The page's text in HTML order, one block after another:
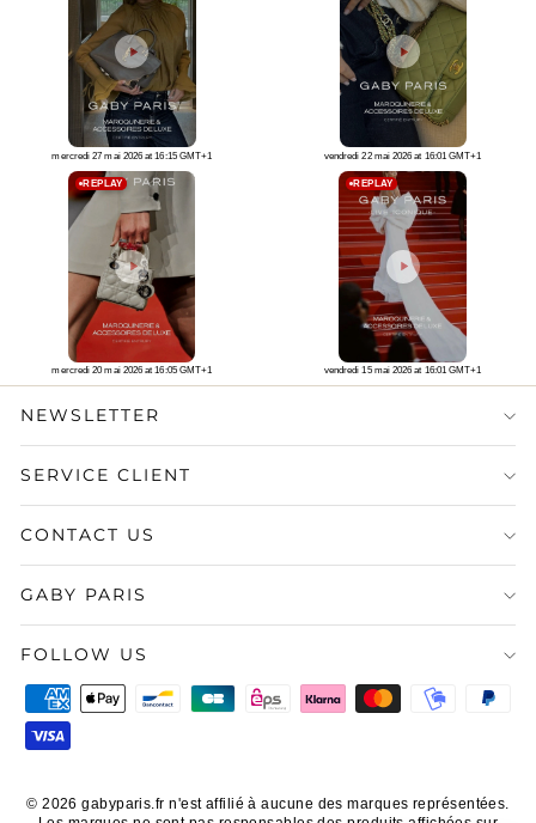
mercredi 27 mai 2026 at 16:15 GMT+1 vendredi 22 mai 2026 at 16:01 GMT+1
REPLAY
mercredi 20 mai 2026 at 16:05 GMT+1
REPLAY
vendredi 15 mai 2026 at 16:01 GMT+1
NEWSLETTER
SERVICE CLIENT
CONTACT US
GABY PARIS
FOLLOW US
© 2026 gabyparis.fr n'est affilié à aucune des marques représentées.